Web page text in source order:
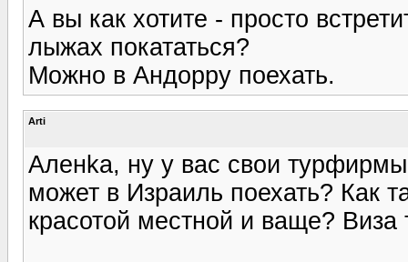
А вы как хотите - просто
лыжах покататься?
Можно в Андорру поехать.
Arti
Аленka, ну у вас свои
может в Израиль поехать? Как
красотой местной и ваще?